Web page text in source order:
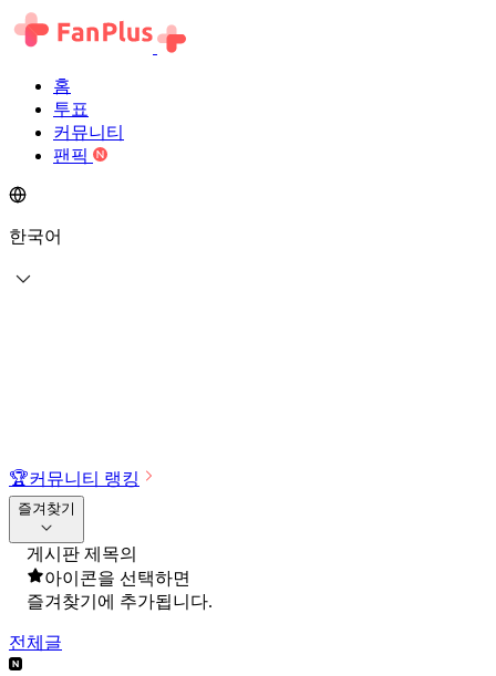
홈
투표
커뮤니티
팬픽
한국어
🏆커뮤니티 랭킹
즐겨찾기
게시판 제목의
아이콘을 선택하면
즐겨찾기에 추가됩니다.
전체글